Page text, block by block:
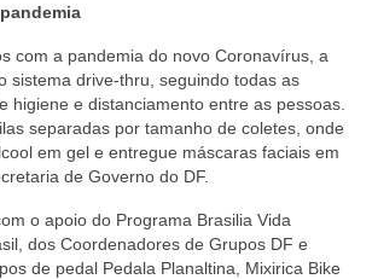
com a pandemia do novo Coronavírus, a
sistema drive-thru, seguindo todas as
higiene e distanciamento entre as pessoas.
separadas por tamanho de coletes, onde
em gel e entregue máscaras faciais em
de Governo do DF.
o apoio do Programa Brasilia Vida
dos Coordenadores de Grupos DF e
de pedal Pedala Planaltina, Mixirica Bike